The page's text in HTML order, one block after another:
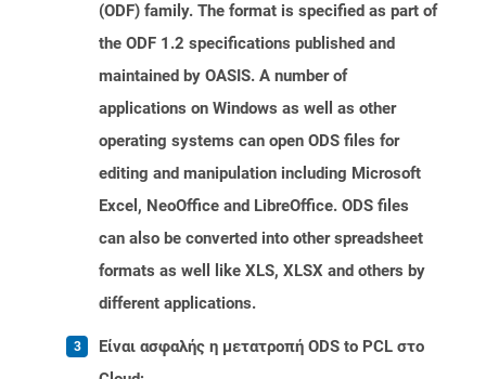
(ODF) family. The format is specified as part of
the ODF 1.2 specifications published and
maintained by OASIS. A number of
applications on Windows as well as other
operating systems can open ODS files for
editing and manipulation including Microsoft
Excel, NeoOffice and LibreOffice. ODS files
can also be converted into other spreadsheet
formats as well like XLS, XLSX and others by
different applications.
Είναι ασφαλής η μετατροπή ODS to PCL στο